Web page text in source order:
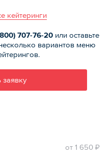
кейтеринги
707-76-20или оставьте
вариантов меню
заявку
oт 1 650 ₽